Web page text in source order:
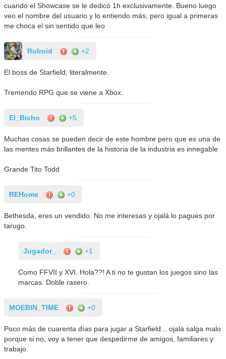
cuando el Showcase se le dedicó 1h exclusivamente. Bueno luego
veo el nombre del usuario y lo entiendo más, pero igual a primeras
me choca el sin sentido que leo
Rulroid +2
El boss de Starfield, literalmente.
Tremendo RPG que se viene a Xbox.
El_Bicho +5
Muchas cosas se pueden decir de este hombre pero que es una de
las mentes más brillantes de la historia de la industria es innegable
Grande Tito Todd
REHome +0
Bethesda, eres un vendido. No me interesas y ojalá lo pagues por
tarugo.
Jugador_ +1
Como FFVII y XVI. Hola??! A ti no te gustan los juegos sino las
marcas. Doble rasero.
MOEBIN_TIME +0
Poco más de cuarenta días para jugar a Starfield... ojalá salga malo
porque si no, voy a tener que despedirme de amigos, familiares y
trabajo.